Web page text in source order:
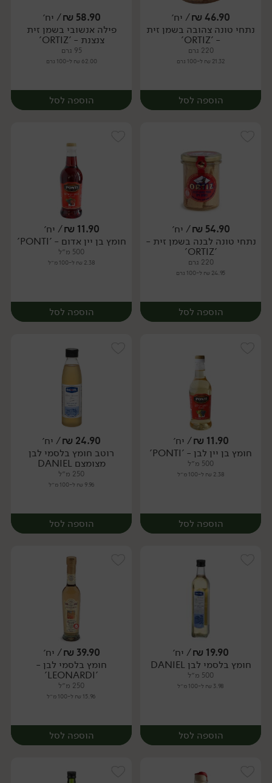
יח׳ יח׳
46.90
₪/ יח׳
נתחי טונה צהובה בשמן זית
- 'ORTIZ'
220 גרם
21.32 ₪ ל-100 גרם
הוספה לסל
יח׳
58.90
₪/ יח׳
פילה אנשובי בשמן זית
צנצנת - 'ORTIZ'
95 גרם
62.00 ₪ ל-100 גרם
הוספה לסל
יח׳
54.90
₪/ יח׳
נתחי טונה לבנה בשמן זית -
'ORTIZ'
220 גרם
24.95 ₪ ל-100 גרם
הוספה לסל
יח׳
11.90
₪/ יח׳
חומץ בן יין אדום - 'PONTI'
500 מ״ל
2.38 ₪ ל-100 מ״ל
הוספה לסל
יח׳
11.90
₪/ יח׳
חומץ בן יין לבן - 'PONTI'
500 מ״ל
2.38 ₪ ל-100 מ״ל
הוספה לסל
יח׳
24.90
₪/ יח׳
רוטב חומץ בלסמי לבן
מצומצם DANIEL
250 מ״ל
9.96 ₪ ל-100 מ״ל
הוספה לסל
יח׳
19.90
₪/ יח׳
חומץ בלסמי לבן DANIEL
500 מ״ל
3.98 ₪ ל-100 מ״ל
הוספה לסל
39.90
₪/ יח׳
חומץ בלסמי לבן -
'LEONARDI'
250 מ״ל
15.96 ₪ ל-100 מ״ל
הוספה לסל